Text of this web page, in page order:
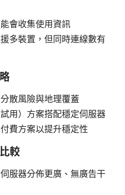
會收集使用資訊
多裝置，但同時連線數有
散風險與地理覆蓋
用）方案搭配穩定伺服器
費方案以提升穩定性
較
服器分佈更廣、無廣告干